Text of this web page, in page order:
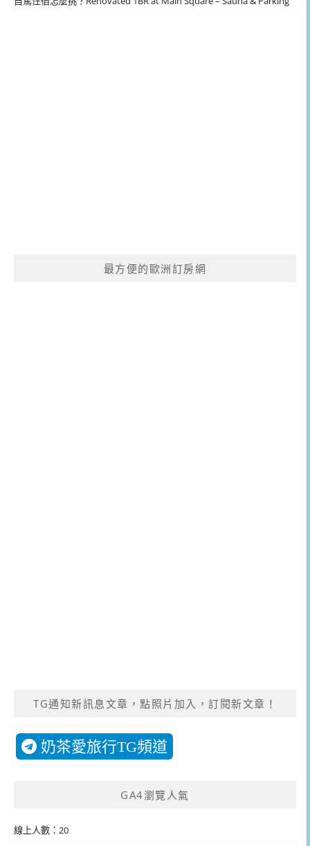
最方便的歐洲訂房網
TG通知新訊息文章，點照片加入，訂閱新文章！
奶茶愛旅行TG頻道
GA4瀏覽人氣
線上人數：20